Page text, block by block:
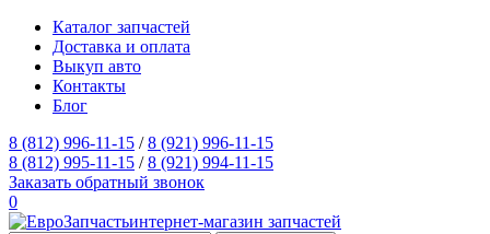
Каталог запчастей
Доставка и оплата
Выкуп авто
Контакты
Блог
8 (812) 996-11-15 /8 (921) 996-11-15
8 (812) 995-11-15 /8 (921) 994-11-15
Заказать обратный звонок
0
интернет-магазин запчастей